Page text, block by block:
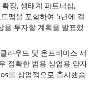
장, 생태계 파트너십,
맵을 포함하여 5년에 걸
을 투자할 계획을 발표했
라우드 및 온프레미스 서
정확한 범용 상업용 양자
를 상업적으로 출시했습